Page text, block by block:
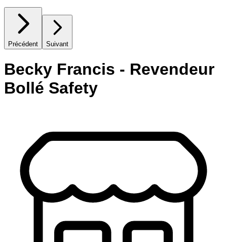
Précédent Suivant
Becky Francis - Revendeur
Bollé Safety